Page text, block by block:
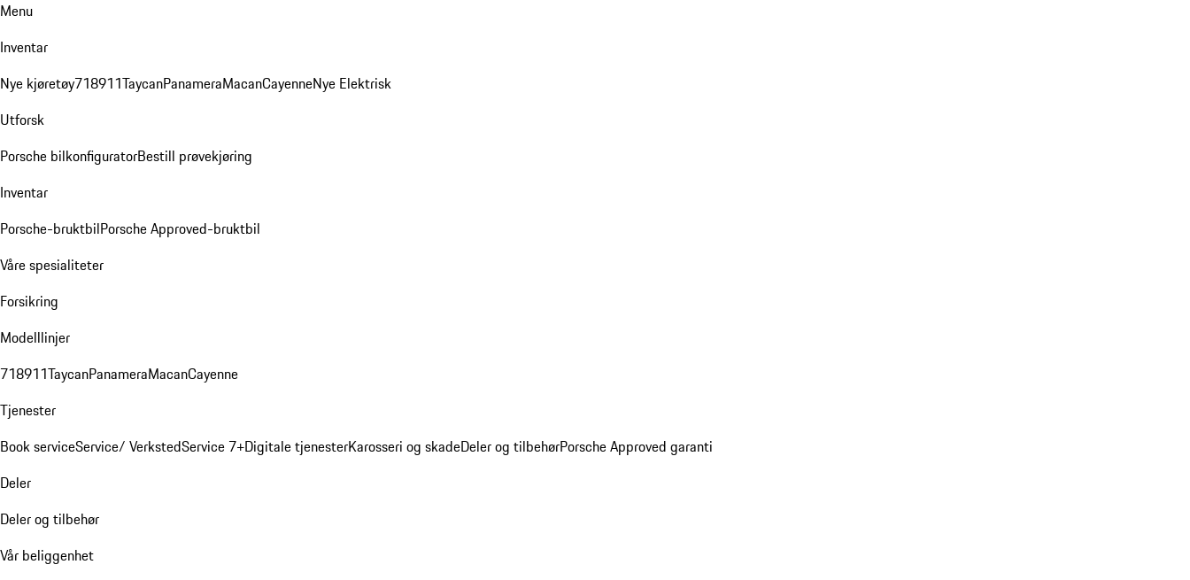
Menu
Inventar
Nye kjøretøy718911TaycanPanameraMacanCayenneNye Elektrisk
Utforsk
Porsche bilkonfiguratorBestill prøvekjøring
Inventar
Porsche-bruktbilPorsche Approved-bruktbil
Våre spesialiteter
Forsikring
Modelllinjer
718911TaycanPanameraMacanCayenne
Tjenester
Book serviceService/ VerkstedService 7+Digitale tjenesterKarosseri og skadeDeler og tilbehørPorsche Approved garanti
Deler
Deler og tilbehør
Vår beliggenhet